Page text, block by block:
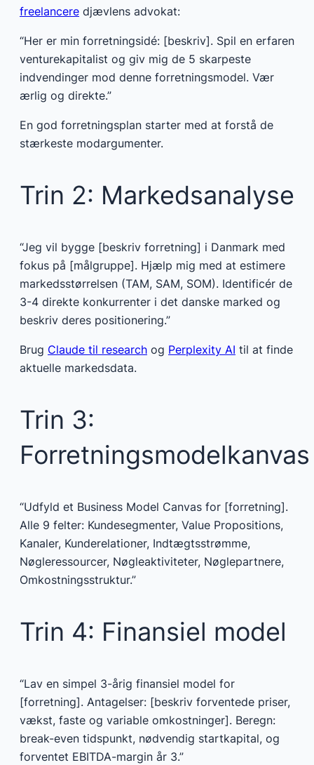
freelancere djævlens advokat:
“Her er min forretningsidé: [beskriv]. Spil en erfaren
venturekapitalist og giv mig de 5 skarpeste
indvendinger mod denne forretningsmodel. Vær
ærlig og direkte.”
En god forretningsplan starter med at forstå de
stærkeste modargumenter.
Trin 2: Markedsanalyse
“Jeg vil bygge [beskriv forretning] i Danmark med
fokus på [målgruppe]. Hjælp mig med at estimere
markedsstørrelsen (TAM, SAM, SOM). Identificér de
3-4 direkte konkurrenter i det danske marked og
beskriv deres positionering.”
Brug Claude til research og Perplexity AI til at finde
aktuelle markedsdata.
Trin 3:
Forretningsmodelkanvas
“Udfyld et Business Model Canvas for [forretning].
Alle 9 felter: Kundesegmenter, Value Propositions,
Kanaler, Kunderelationer, Indtægtsstrømme,
Nøgleressourcer, Nøgleaktiviteter, Nøglepartnere,
Omkostningsstruktur.”
Trin 4: Finansiel model
“Lav en simpel 3-årig finansiel model for
[forretning]. Antagelser: [beskriv forventede priser,
vækst, faste og variable omkostninger]. Beregn:
break-even tidspunkt, nødvendig startkapital, og
forventet EBITDA-margin år 3.”